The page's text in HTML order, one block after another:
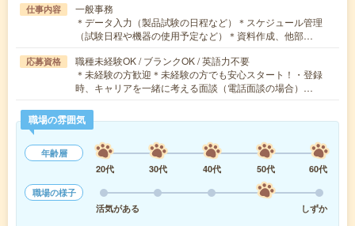
仕事内容
一般事務
＊データ入力（製品試験の日程など）＊スケジュール管理
（試験日程や機器の使用予定など）＊資料作成、他部…
応募資格
職種未経験OK / ブランクOK / 英語力不要
＊未経験の方歓迎＊未経験の方でも安心スタート！・登録
時、キャリアを一緒に考える面談（電話面談の場合）…
職場の雰囲気
年齢層
20代
30代 40代 50代
60代
職場の様子
活気がある
しずか